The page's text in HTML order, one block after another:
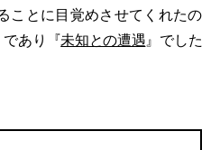
ことに目覚めさせてくれたの
であり『未知との遭遇』でした